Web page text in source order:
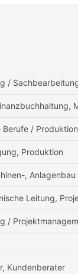
/
/ Produktion
Produktion
, Anlagenbau
Leitung,
/
Kundenberater